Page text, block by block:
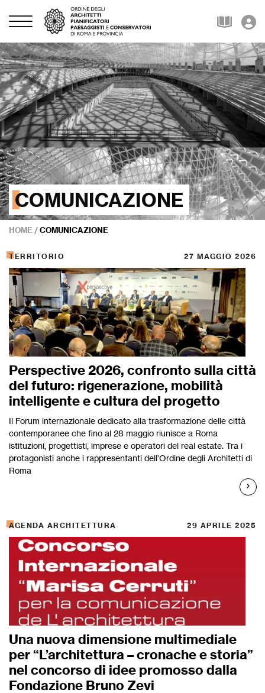
COMUNICAZIONE
HOME /COMUNICAZIONE
TERRITORIO 27 MAGGIO 2026
Perspective 2026, confronto sulla città
del futuro: rigenerazione, mobilità
intelligente e cultura del progetto
Il Forum internazionale dedicato alla trasformazione delle città
contemporanee che fino al 28 maggio riunisce a Roma
istituzioni, progettisti, imprese e operatori del real estate. Tra i
protagonisti anche i rappresentanti dell’Ordine degli Architetti di
Roma
AGENDA ARCHITETTURA 29 APRILE 2025
Una nuova dimensione multimediale
per “L’architettura – cronache e storia”
nel concorso di idee promosso dalla
Fondazione Bruno Zevi